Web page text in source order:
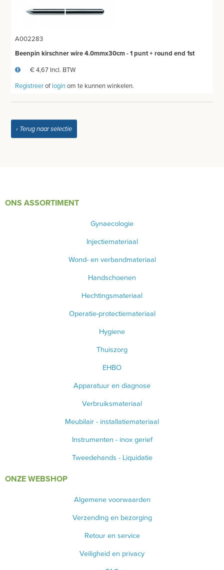
A002283
Beenpin kirschner wire 4.0mmx30cm - 1 punt + round end 1st
€ 4,67 Incl. BTW
Registreerof loginom te kunnen winkelen.
‹ Terug naar selectie
ONS ASSORTIMENT
Gynaecologie
Injectiemateriaal
Wond- en verbandmateriaal
Handschoenen
Hechtingsmateriaal
Operatie-protectiemateriaal
Hygiene
Thuiszorg
EHBO
Apparatuur en diagnose
Verbruiksmateriaal
Meubilair - installatiemateriaal
Instrumenten - inox gerief
Tweedehands - Liquidatie
ONZE WEBSHOP
Algemene voorwaarden
Verzending en bezorging
Retour en service
Veiligheid en privacy